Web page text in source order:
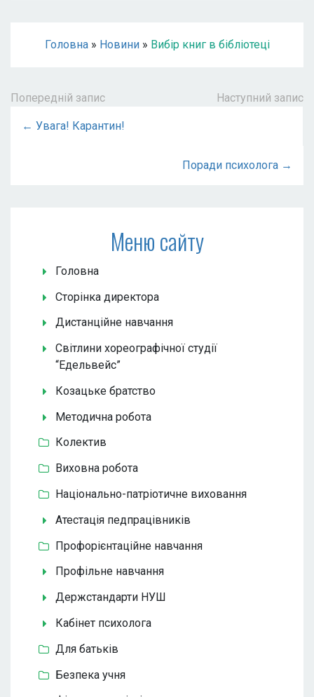
Головна» Новини» Вибір книг в бібліотеці
Попередній запис Наступний запис
← Увага! Карантин!
Поради психолога →
Меню сайту
Головна
Сторінка директора
Дистанційне навчання
Світлини хореографічної студії
“Едельвейс”
Козацьке братство
Методична робота
Колектив
Виховна робота
Національно-патріотичне виховання
Атестація педпрацівників
Профорієнтаційне навчання
Профільне навчання
Держстандарти НУШ
Кабінет психолога
Для батьків
Безпека учня